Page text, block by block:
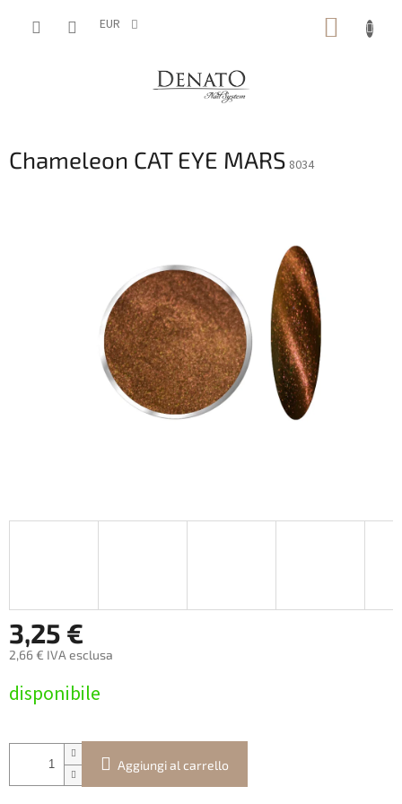
EUR
Chameleon CAT EYE MARS 8034
3,25 €
2,66 € IVA esclusa
della
disponibile
Aggiungi al carrello